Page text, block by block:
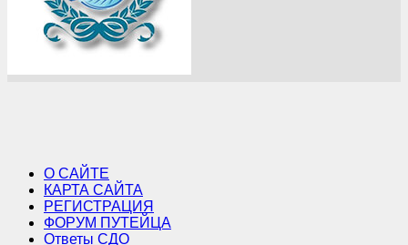
О САЙТЕ
КАРТА САЙТА
РЕГИСТРАЦИЯ
ФОРУМ ПУТЕЙЦА
Ответы СДО